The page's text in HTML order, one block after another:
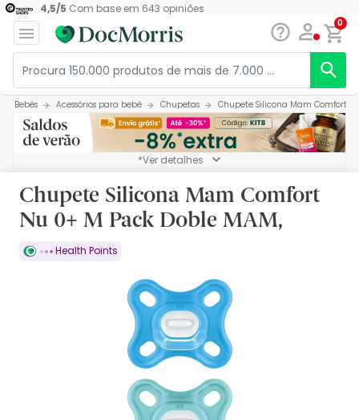
4,5/5 Com base em 643 opiniões
0
Bebés Acessórios para bebé Chupetas Chupete Silicona Mam Comfort
*Ver detalhes
Chupete Silicona Mam Comfort
Nu 0+ M Pack Doble MAM,
Health Points